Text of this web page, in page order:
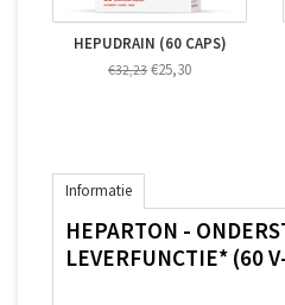
HEPUDRAIN (60 CAPS)
€32,23 €25,30
Informatie
HEPARTON -
LEVERFUNCTIE* (60